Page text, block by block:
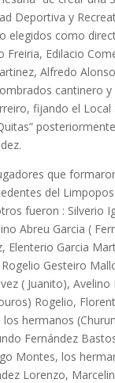
Deportiva y
elegidos como
Freiria, Edilacio
Alfredo
cantinero y
fijando el Local
que
del
fueron : Silverio
Abreu Garcia (
Elenterio Garcia
Gesteiro
( Juanito),
Rogelio,
hermanos
Fernández
Montes, los
Lorenzo,